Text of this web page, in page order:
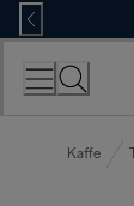
Skip
to
Content
Kaffe